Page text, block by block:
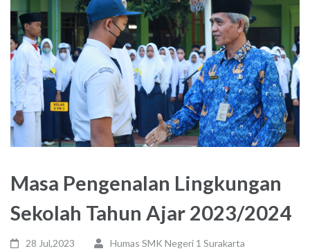
Masa Pengenalan Lingkungan
Sekolah Tahun Ajar 2023/2024
28 Jul,2023
Humas SMK Negeri 1 Surakarta